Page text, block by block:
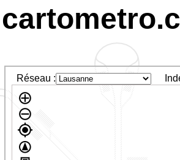
Réseau :